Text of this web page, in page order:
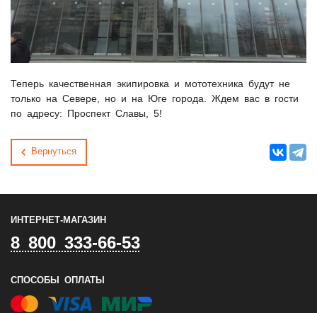
Теперь качественная экипировка и мототехника будут не
только на Севере, но и на Юге города. Ждем вас в гости
по адресу: Проспект Славы, 5!
Вернуться
ИНТЕРНЕТ-МАГАЗИН
8 800 333-66-53
СПОСОБЫ ОПЛАТЫ